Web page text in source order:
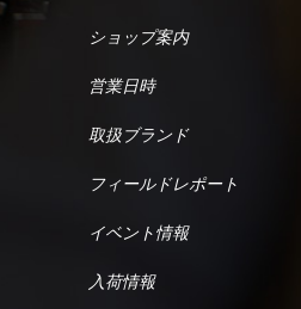
ショップ案内
営業日時
取扱ブランド
フィールドレポート
イベント情報
入荷情報